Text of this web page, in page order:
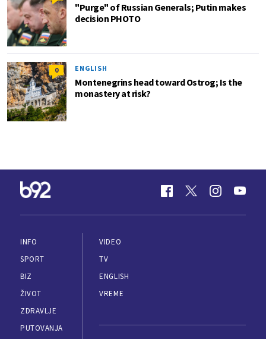
"Purge" of Russian Generals; Putin makes
decision PHOTO
0 ENGLISH
Montenegrins head toward Ostrog; Is the
monastery at risk?
INFO
SPORT
BIZ
ŽIVOT
ZDRAVLJE
PUTOVANJA
VIDEO
TV
ENGLISH
VREME